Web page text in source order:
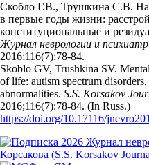
Скобло Г.В., Трушкина С.В.
в первые годы жизни:
конституциональные и
Журнал неврологии и
2016;116(7):78‑84.
Skoblo GV, Trushkina SV.
of life: autism spectrum
abnormalities. S.S. Korsakov
2016;116(7):78‑84. (In Russ.)
https://doi.org/10.17116/